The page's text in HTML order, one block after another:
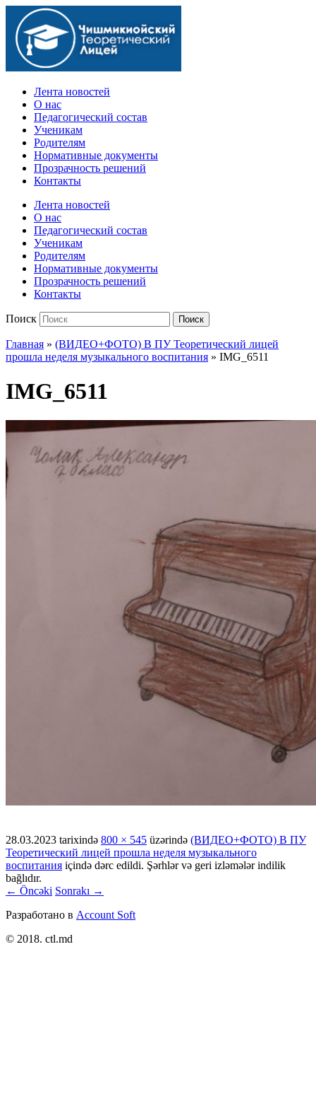
Официальный сайт учебного заведения
Лента новостей
О нас
Педагогический состав
Ученикам
Родителям
Нормативные документы
Прозрачность решений
Контакты
Лента новостей
О нас
Педагогический состав
Ученикам
Родителям
Нормативные документы
Прозрачность решений
Контакты
Поиск Поиск
Главная » (ВИДЕО+ФОТО) В ПУ Теоретический лицей
прошла неделя музыкального воспитания » IMG_6511
IMG_6511
28.03.2023 tarixində 800 × 545 üzərində (ВИДЕО+ФОТО) В ПУ
Теоретический лицей прошла неделя музыкального
воспитания içində dərc edildi. Şərhlər və geri izləmələr indilik
bağlıdır.
← Öncəki Sonrakı →
Разработано в Account Soft
© 2018. ctl.md